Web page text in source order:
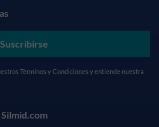
Suscribirse
Términos y Condiciones y entiende nuestra
Silmid.com